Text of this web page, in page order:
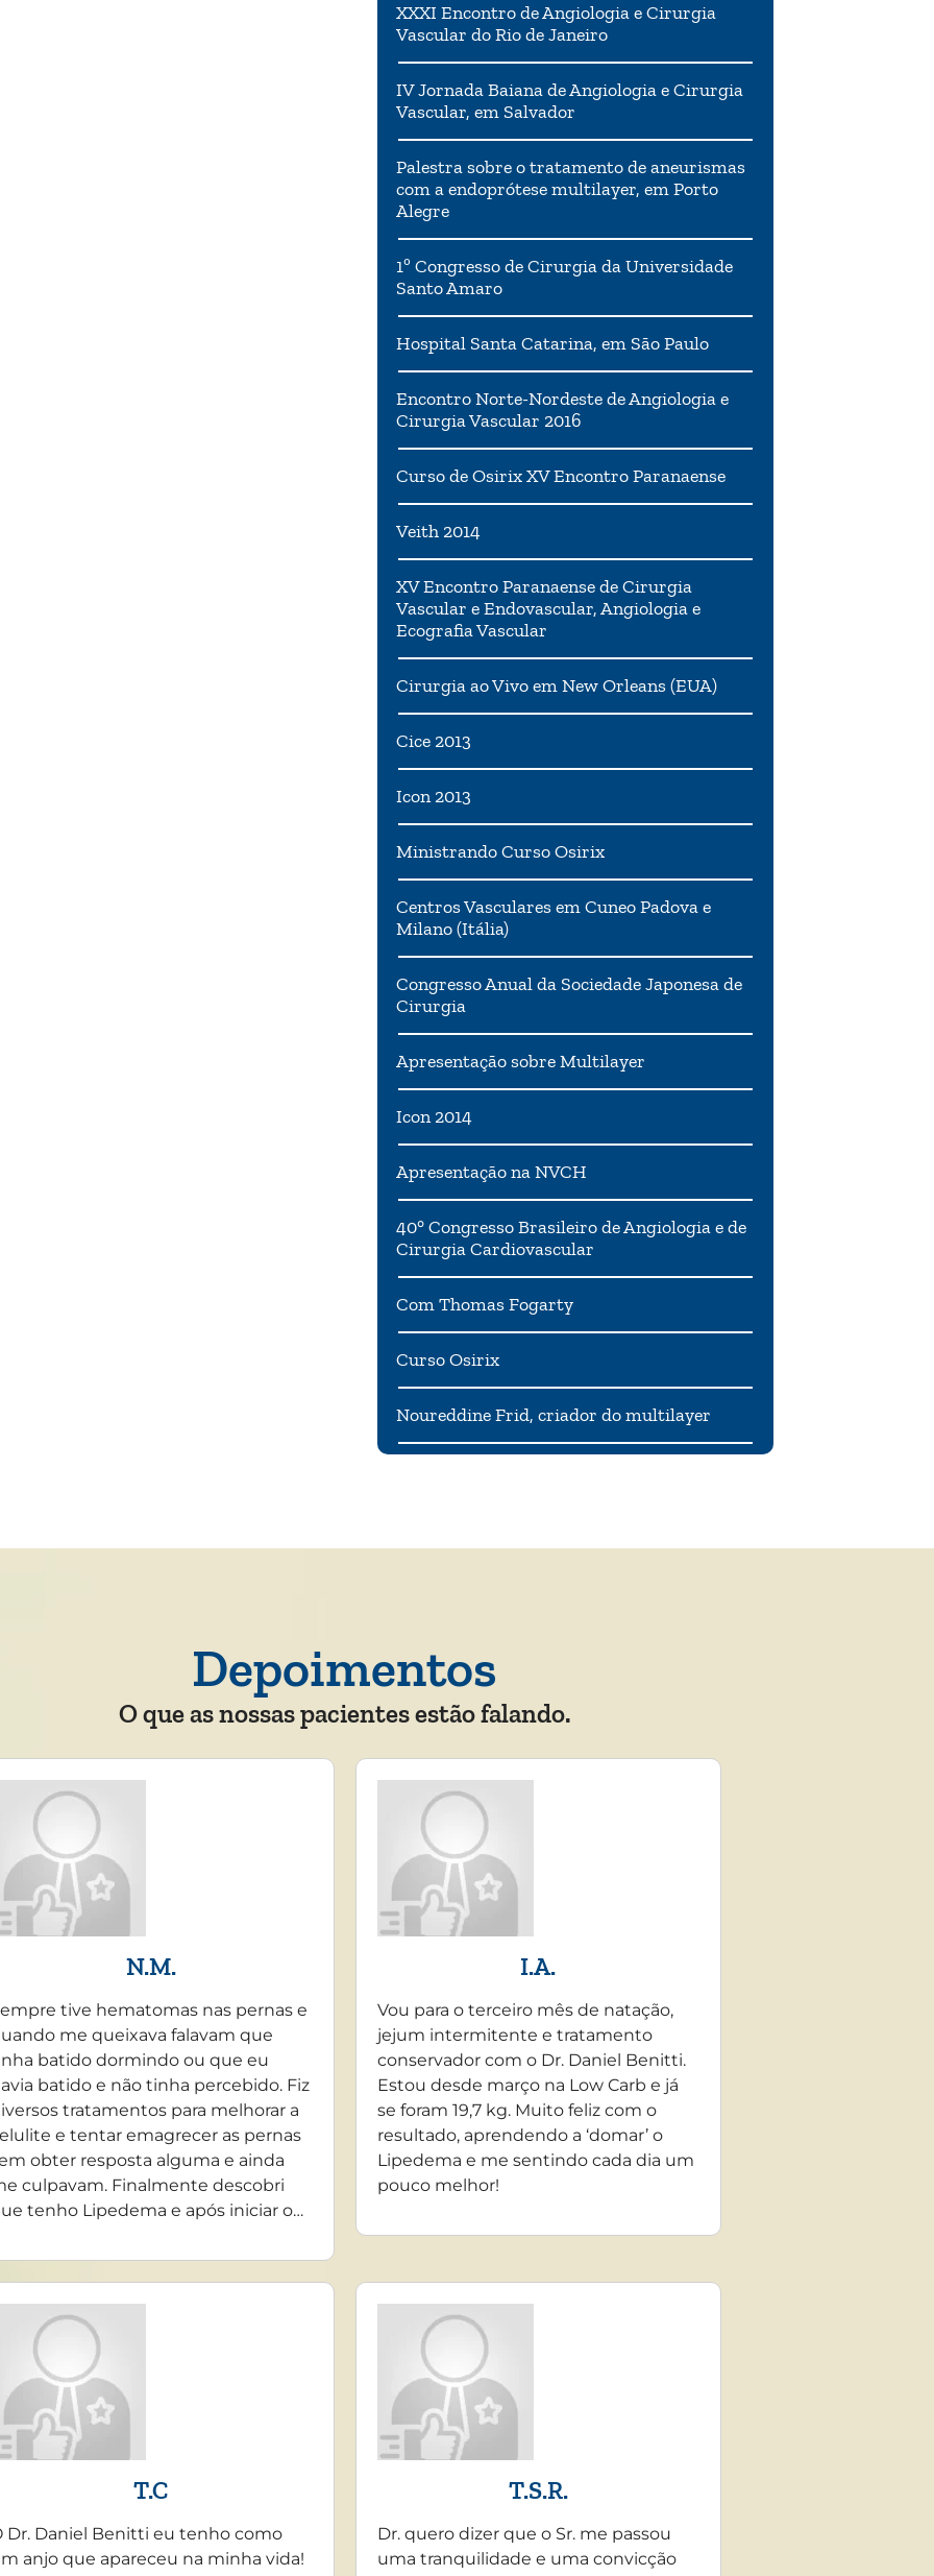
XXXI Encontro de Angiologia e Cirurgia
Vascular do Rio de Janeiro
IV Jornada Baiana de Angiologia e Cirurgia
Vascular, em Salvador
Palestra sobre o tratamento de aneurismas
com a endoprótese multilayer, em Porto
Alegre
1º Congresso de Cirurgia da Universidade
Santo Amaro
Hospital Santa Catarina, em São Paulo
Encontro Norte-Nordeste de Angiologia e
Cirurgia Vascular 2016
Curso de Osirix XV Encontro Paranaense
Veith 2014
XV Encontro Paranaense de Cirurgia
Vascular e Endovascular, Angiologia e
Ecografia Vascular
Cirurgia ao Vivo em New Orleans (EUA)
Cice 2013
Icon 2013
Ministrando Curso Osirix
Centros Vasculares em Cuneo Padova e
Milano (Itália)
Congresso Anual da Sociedade Japonesa de
Cirurgia
Apresentação sobre Multilayer
Icon 2014
Apresentação na NVCH
40° Congresso Brasileiro de Angiologia e de
Cirurgia Cardiovascular
Com Thomas Fogarty
Curso Osirix
Noureddine Frid, criador do multilayer
Depoimentos
O que as nossas pacientes estão falando.
N.M.
tive hematomas nas pernas e
me queixava falavam que
batido dormindo ou que eu
batido e não tinha percebido. Fiz
tratamentos para melhorar a
e tentar emagrecer as pernas
obter resposta alguma e ainda
culpavam. Finalmente descobri
tenho Lipedema e após iniciar o…
I.A.
Vou para o terceiro mês de natação,
jejum intermitente e tratamento
conservador com o Dr. Daniel Benitti.
Estou desde março na Low Carb e já
se foram 19,7 kg. Muito feliz com o
resultado, aprendendo a ‘domar’ o
Lipedema e me sentindo cada dia um
pouco melhor!
T.C
Dr. Daniel Benitti eu tenho como
anjo que apareceu na minha vida!
T.S.R.
Dr. quero dizer que o Sr. me passou
uma tranquilidade e uma convicção